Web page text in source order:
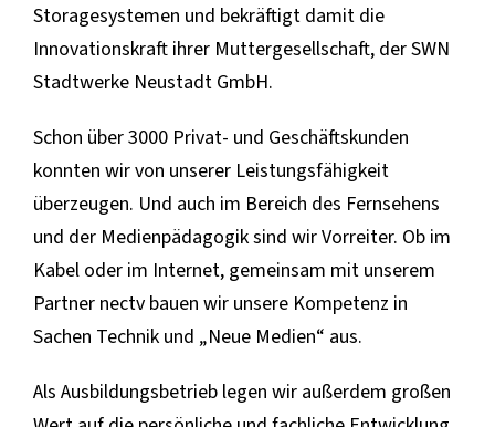
Storagesystemen und bekräftigt damit die
Innovationskraft ihrer Muttergesellschaft, der SWN
Stadtwerke Neustadt GmbH.
Schon über 3000 Privat- und Geschäftskunden
konnten wir von unserer Leistungsfähigkeit
überzeugen. Und auch im Bereich des Fernsehens
und der Medienpädagogik sind wir Vorreiter. Ob im
Kabel oder im Internet, gemeinsam mit unserem
Partner nectv bauen wir unsere Kompetenz in
Sachen Technik und „Neue Medien“ aus.
Als Ausbildungsbetrieb legen wir außerdem großen